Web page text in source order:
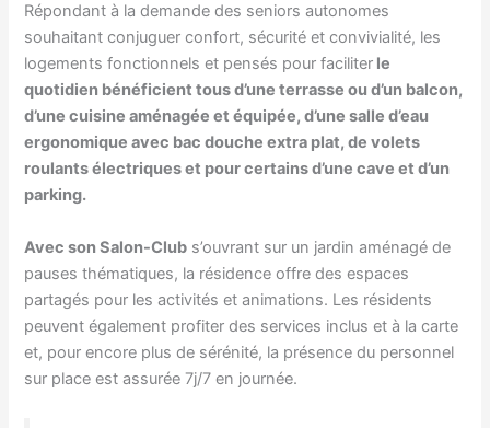
Répondant à la demande des seniors autonomes
souhaitant conjuguer confort, sécurité et convivialité, les
logements fonctionnels et pensés pour faciliter le
quotidien bénéficient tous d’une terrasse ou d’un balcon,
d’une cuisine aménagée et équipée, d’une salle d’eau
ergonomique avec bac douche extra plat, de volets
roulants électriques et pour certains d’une cave et d’un
parking.
Avec son Salon-Club s’ouvrant sur un jardin aménagé de
pauses thématiques, la résidence offre des espaces
partagés pour les activités et animations. Les résidents
peuvent également profiter des services inclus et à la carte
et, pour encore plus de sérénité, la présence du personnel
sur place est assurée 7j/7 en journée.